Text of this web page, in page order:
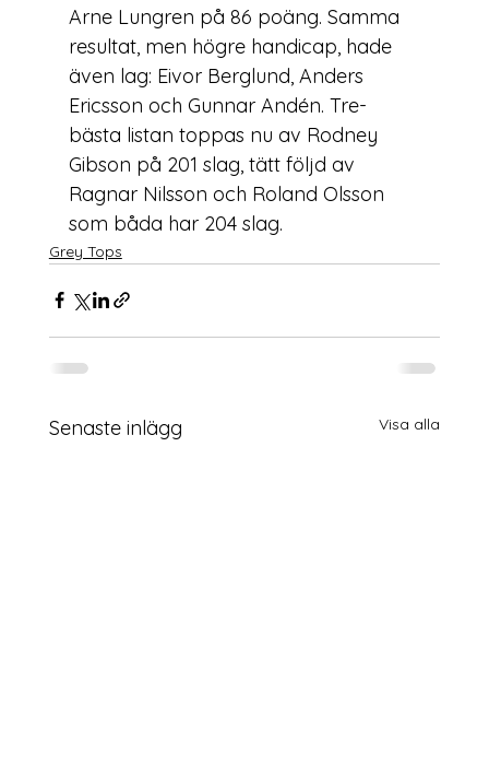
Arne Lungren på 86 poäng. Samma
resultat, men högre handicap, hade
även lag: Eivor Berglund, Anders
Ericsson och Gunnar Andén. Tre-
bästa listan toppas nu av Rodney
Gibson på 201 slag, tätt följd av
Ragnar Nilsson och Roland Olsson
som båda har 204 slag.
Grey Tops
Senaste inlägg Visa alla